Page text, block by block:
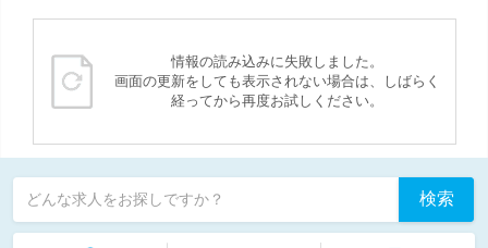
情報の読み込みに失敗しました。
画面の更新をしても表示されない場合は、しばらく
経ってから再度お試しください。
どんな求人をお探しですか？ 検索